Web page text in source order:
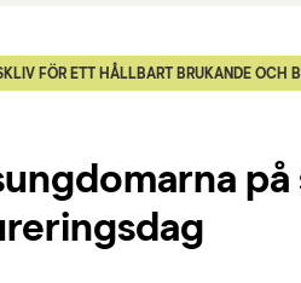
FÖR ETT HÅLLBART BRUKANDE OCH